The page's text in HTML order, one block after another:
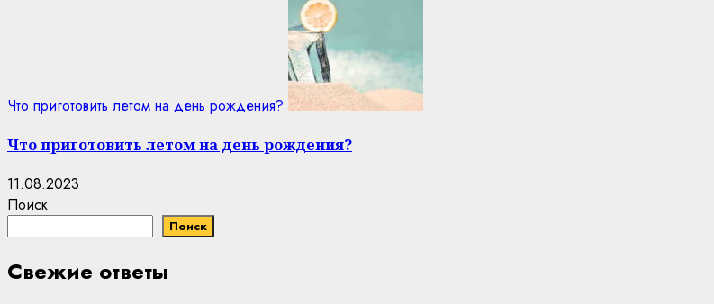
Что приготовить летом на день рождения?
Что приготовить летом на день рождения?
11.08.2023
Поиск
Поиск
Свежие ответы